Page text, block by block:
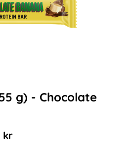
g) - Chocolate
kr